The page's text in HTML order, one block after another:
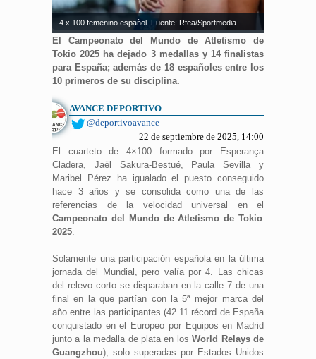
4 x 100 femenino español. Fuente: Rfea/Sportmedia
El Campeonato del Mundo de Atletismo de
Tokio 2025 ha dejado 3 medallas y 14 finalistas
para España; además de 18 españoles entre los
10 primeros de su disciplina.
AVANCE DEPORTIVO
@deportivoavance
22 de septiembre de 2025, 14:00
El cuarteto de 4×100 formado por Esperança
Cladera, Jaël Sakura-Bestué, Paula Sevilla y
Maribel Pérez ha igualado el puesto conseguido
hace 3 años y se consolida como una de las
referencias de la velocidad universal en el
Campeonato del Mundo de Atletismo de Tokio
2025
Solamente una participación española en la última
jornada del Mundial, pero valía por 4. Las chicas
del relevo corto se disparaban en la calle 7 de una
final en la que partían con la 5ª mejor marca del
año entre las participantes (42.11 récord de España
conquistado en el Europeo por Equipos en Madrid
junto a la medalla de plata en losWorld Relays de
Guangzhou), solo superadas por Estados Unidos